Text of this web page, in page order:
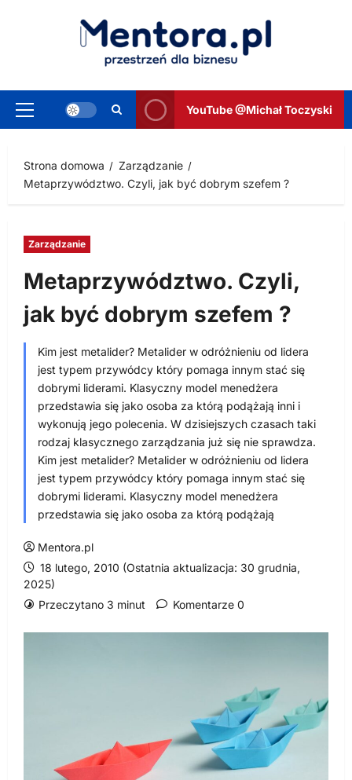
Menu
YouTube @Michał Toczyski
Strona domowa
Zarządzanie
Metaprzywództwo. Czyli, jak być dobrym szefem ?
Zarządzanie
Metaprzywództwo. Czyli,
jak być dobrym szefem ?
Kim jest metalider? Metalider w odróżnieniu od lidera
jest typem przywódcy który pomaga innym stać się
dobrymi liderami. Klasyczny model menedżera
przedstawia się jako osoba za którą podążają inni i
wykonują jego polecenia. W dzisiejszych czasach taki
rodzaj klasycznego zarządzania już się nie sprawdza.
Kim jest metalider? Metalider w odróżnieniu od lidera
jest typem przywódcy który pomaga innym stać się
dobrymi liderami. Klasyczny model menedżera
przedstawia się jako osoba za którą podążają
Mentora.pl
18 lutego, 2010 (Ostatnia aktualizacja: 30 grudnia,
2025)
Przeczytano 3 minut
Komentarze 0